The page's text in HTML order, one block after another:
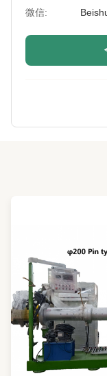
を
Range:
Plate Daylight:
High Light: ゴ
ホ
ズ
微信: